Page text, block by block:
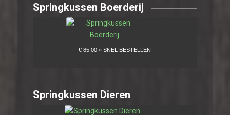
Springkussen Boerderij
Springkussen Dieren